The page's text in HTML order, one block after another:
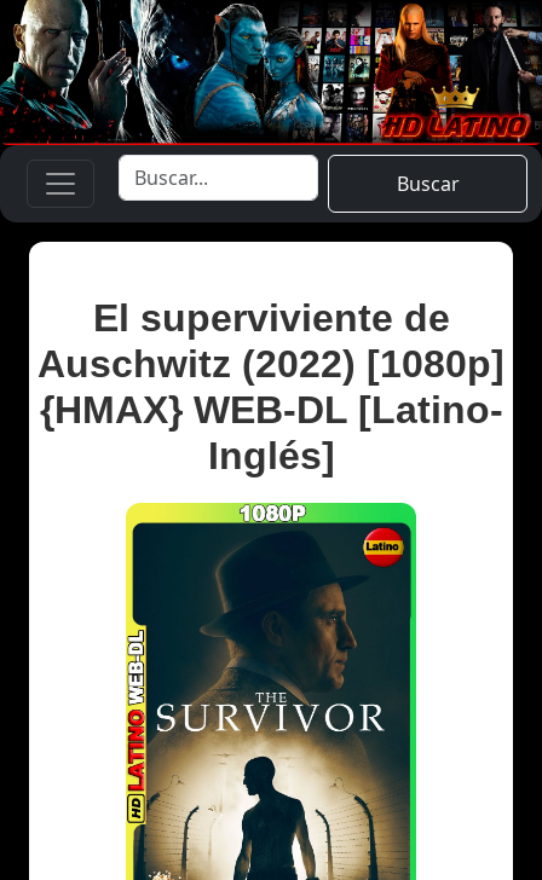
Buscar
El superviviente de
Auschwitz (2022) [1080p]
{HMAX} WEB-DL [Latino-
Inglés]